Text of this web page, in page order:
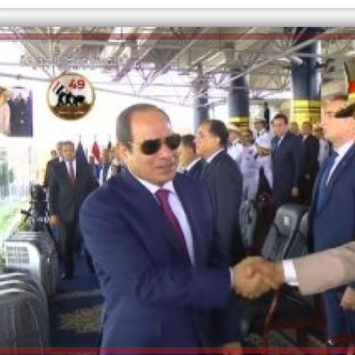
إلهام شرشر تكتب: دي مبقتش كورة..
دي سياسة
الكاتبة إلهام شرشر تهنئ الرئيس
السيسي بعيد ميلاده وتُشيد بجهوده
في بناء الدولة